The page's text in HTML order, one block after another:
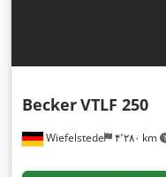
Wiefelstede ۴٬۲۸۰ km
BeckerVTLF 250